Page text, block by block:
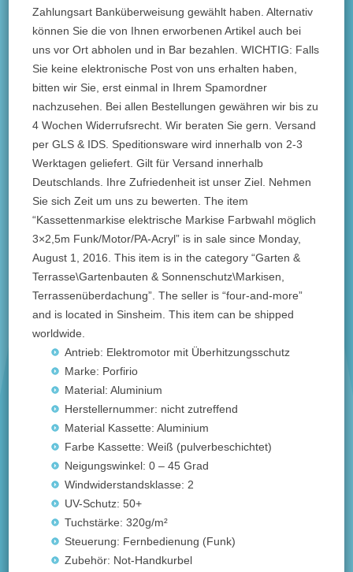
Zahlungsart Banküberweisung gewählt haben. Alternativ
können Sie die von Ihnen erworbenen Artikel auch bei
uns vor Ort abholen und in Bar bezahlen. WICHTIG: Falls
Sie keine elektronische Post von uns erhalten haben,
bitten wir Sie, erst einmal in Ihrem Spamordner
nachzusehen. Bei allen Bestellungen gewähren wir bis zu
4 Wochen Widerrufsrecht. Wir beraten Sie gern. Versand
per GLS & IDS. Speditionsware wird innerhalb von 2-3
Werktagen geliefert. Gilt für Versand innerhalb
Deutschlands. Ihre Zufriedenheit ist unser Ziel. Nehmen
Sie sich Zeit um uns zu bewerten. The item
“Kassettenmarkise elektrische Markise Farbwahl möglich
3×2,5m Funk/Motor/PA-Acryl” is in sale since Monday,
August 1, 2016. This item is in the category “Garten &
Terrasse\Gartenbauten & Sonnenschutz\Markisen,
Terrassenüberdachung”. The seller is “four-and-more”
and is located in Sinsheim. This item can be shipped
worldwide.
Antrieb: Elektromotor mit Überhitzungsschutz
Marke: Porfirio
Material: Aluminium
Herstellernummer: nicht zutreffend
Material Kassette: Aluminium
Farbe Kassette: Weiß (pulverbeschichtet)
Neigungswinkel: 0 – 45 Grad
Windwiderstandsklasse: 2
UV-Schutz: 50+
Tuchstärke: 320g/m²
Steuerung: Fernbedienung (Funk)
Zubehör: Not-Handkurbel